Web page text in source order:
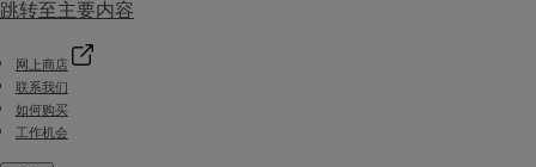
跳转至主要内容
网上商店
联系我们
如何购买
工作机会